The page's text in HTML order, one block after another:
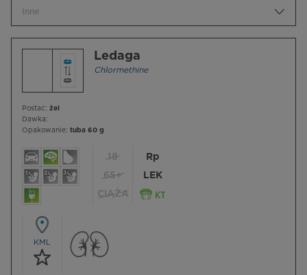
Inne
Ledaga
Chlormethine
Postać: żel
Dawka:
Opakowanie: tuba 60 g
18
65+
CIĄŻA
Rp
LEK
KML